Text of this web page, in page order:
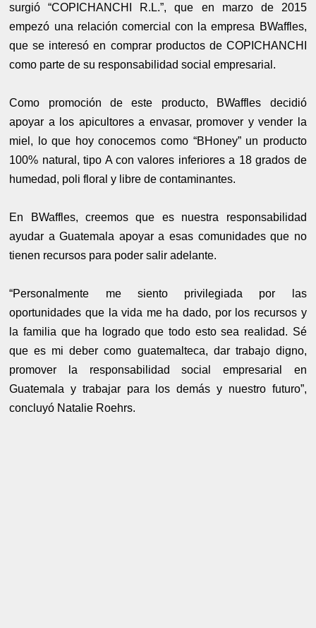
surgió “COPICHANCHI R.L.”, que en marzo de 2015
empezó una relación comercial con la empresa BWaffles,
que se interesó en comprar productos de COPICHANCHI
como parte de su responsabilidad social empresarial.
Como promoción de este producto, BWaffles decidió
apoyar a los apicultores a envasar, promover y vender la
miel, lo que hoy conocemos como “BHoney” un producto
100% natural, tipo A con valores inferiores a 18 grados de
humedad, poli floral y libre de contaminantes.
En BWaffles, creemos que es nuestra responsabilidad
ayudar a Guatemala apoyar a esas comunidades que no
tienen recursos para poder salir adelante.
“Personalmente me siento privilegiada por las
oportunidades que la vida me ha dado, por los recursos y
la familia que ha logrado que todo esto sea realidad. Sé
que es mi deber como guatemalteca, dar trabajo digno,
promover la responsabilidad social empresarial en
Guatemala y trabajar para los demás y nuestro futuro”,
concluyó Natalie Roehrs.